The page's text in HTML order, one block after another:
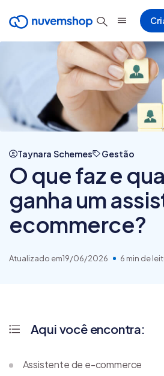
Taynara Schemes Gestão
O que faz e
ganha um
ecommerce?
Atualizado em19/06/2026 6 min de
Aqui você encontra:
Assistente de e-commerce